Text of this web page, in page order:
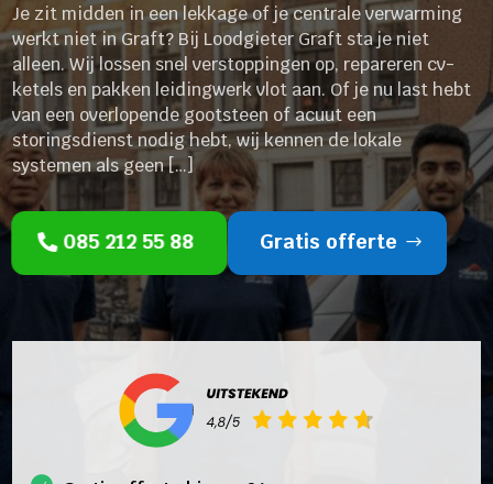
Je zit midden in een lekkage of je centrale verwarming
werkt niet in Graft? Bij Loodgieter Graft sta je niet
alleen.​ Wij lossen snel verstoppingen op, repareren cv-
ketels en pakken leidingwerk vlot aan.​ Of je nu last hebt
van een overlopende gootsteen of acuut een
storingsdienst nodig hebt, wij kennen de lokale
systemen als geen […]
085 212 55 88 Gratis offerte